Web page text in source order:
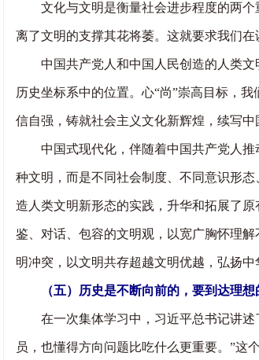
文化与文明是衡量社会进步程度的两个
离了文明的支撑其花将萎。这就要求我们
中国共产党人和中国人民创造的人类文
历史坐标系中的位置。心“尚”崇高目标，
信自强，铸就社会主义文化新辉煌，续写中
中国式现代化，伴随着中国共产党人推
种文明，而是不同社会制度、不同意识形
造人类文明新形态的实践，升华和拓展了
鉴、对话、包容的文明观，以宽广胸怀理
明冲突，以文明共存超越文明优越，弘扬中
（五）历史是不断向前的，要到达理想
在一次集体学习中，习近平总书记讲述
员，也懂得方向问题比吃什么更重要。”这